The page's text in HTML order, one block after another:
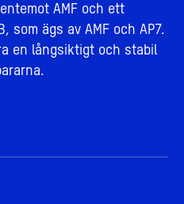
AMF och ett
som ägs av AMF och AP7.
en långsiktigt och stabil